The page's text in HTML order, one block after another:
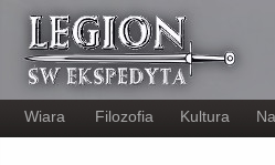
Wiara Filozofia Kultura